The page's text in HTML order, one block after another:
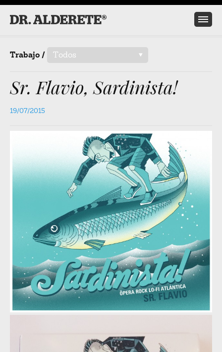
Trabajo / /
Todos
Sr. Flavio, Sardinista!
19/07/2015